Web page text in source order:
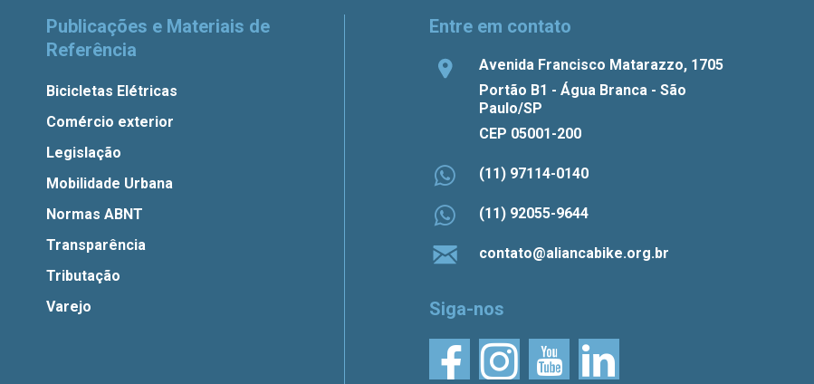
Publicações e Materiais de
Referência
Bicicletas Elétricas
Comércio exterior
Legislação
Mobilidade Urbana
Normas ABNT
Transparência
Tributação
Varejo
Entre em contato
Avenida Francisco Matarazzo, 1705
Portão B1 - Água Branca - São
Paulo/SP
CEP 05001-200
(11) 97114-0140
(11) 92055-9644
contato@aliancabike.org.br
Siga-nos